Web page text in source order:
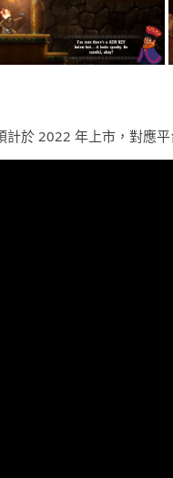
計於 2022 年上市，對應